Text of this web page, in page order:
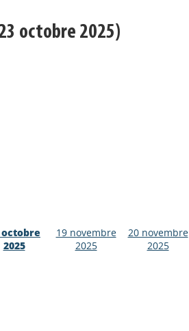
octobre 2025)
octobre
2025
19 novembre
2025
20 novembre
2025